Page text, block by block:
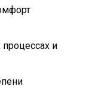
и